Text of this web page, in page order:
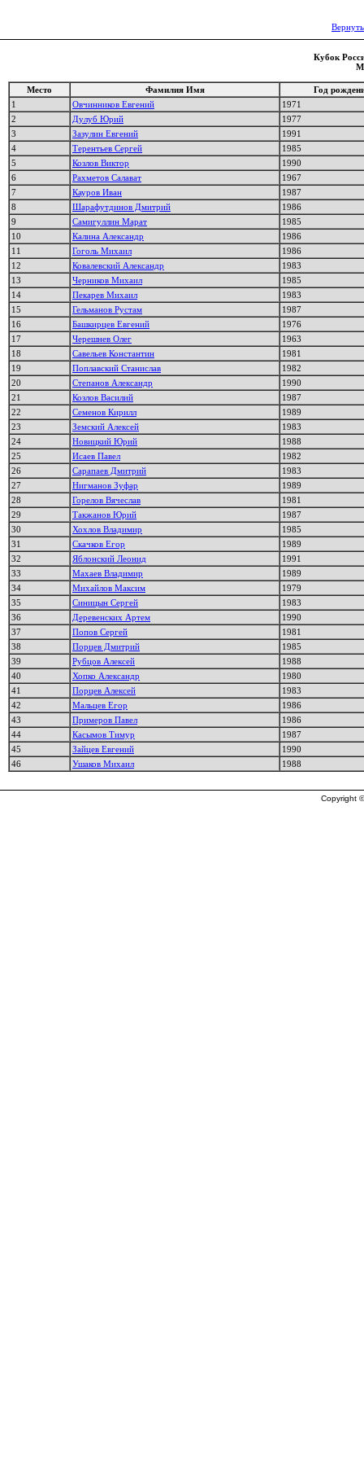
Кубок
Место Фамилия Имя
Год
1
Овчинников Евгений
1971
2
Дулуб Юрий
1977
3
Зазулин Евгений
1991
4
Терентьев Сергей
1985
5
Козлов Виктор
1990
6
Рахметов Салават
1967
7
Кауров Иван
1987
8
Шарафутдинов Дмитрий
1986
9
Самигуллин Марат
1985
10
Калина Александр
1986
11
Гоголь Михаил
1986
12
Ковалевский Александр
1983
13
Черников Михаил
1985
14
Пекарев Михаил
1983
15
Гельманов Рустам
1987
16
Башкирцев Евгений
1976
17
Черешнев Олег
1963
18
Савельев Константин
1981
19
Поплавский Станислав
1982
20
Степанов Александр
1990
21
Козлов Василий
1987
22
Семенов Кирилл
1989
23
Земский Алексей
1983
24
Новицкий Юрий
1988
25
Исаев Павел
1982
26
Сарапаев Дмитрий
1983
27
Нигманов Зуфар
1989
28
Горелов Вячеслав
1981
29
Такжанов Юрий
1987
30
Хохлов Владимир
1985
31
Скачков Егор
1989
32
Яблонский Леонид
1991
33
Махаев Владимир
1989
34
Михайлов Максим
1979
35
Синицын Сергей
1983
36
Деревенских Артем
1990
37
Попов Сергей
1981
38
Порцев Дмитрий
1985
39
Рубцов Алексей
1988
40
Хопко Александр
1980
41
Порцев Алексей
1983
42
Мальцев Егор
1986
43
Примеров Павел
1986
44
Касымов Тимур
1987
45
Зайцев Евгений
1990
46
Ушаков Михаил 1988
Copyright